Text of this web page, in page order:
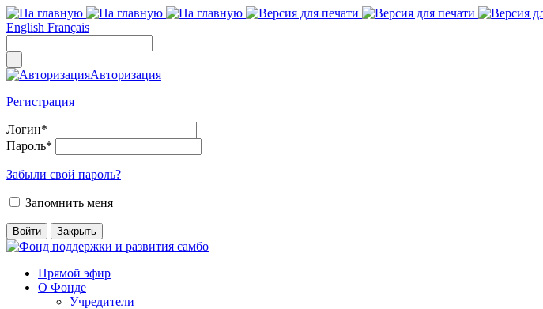
English Français
Авторизация
Регистрация
Логин*
Пароль*
Забыли свой пароль?
Запомнить меня
Прямой эфир
О Фонде
Учредители